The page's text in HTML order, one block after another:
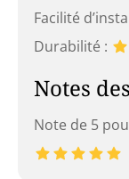
Facilité
Durabilité :
Notes
Note de 5